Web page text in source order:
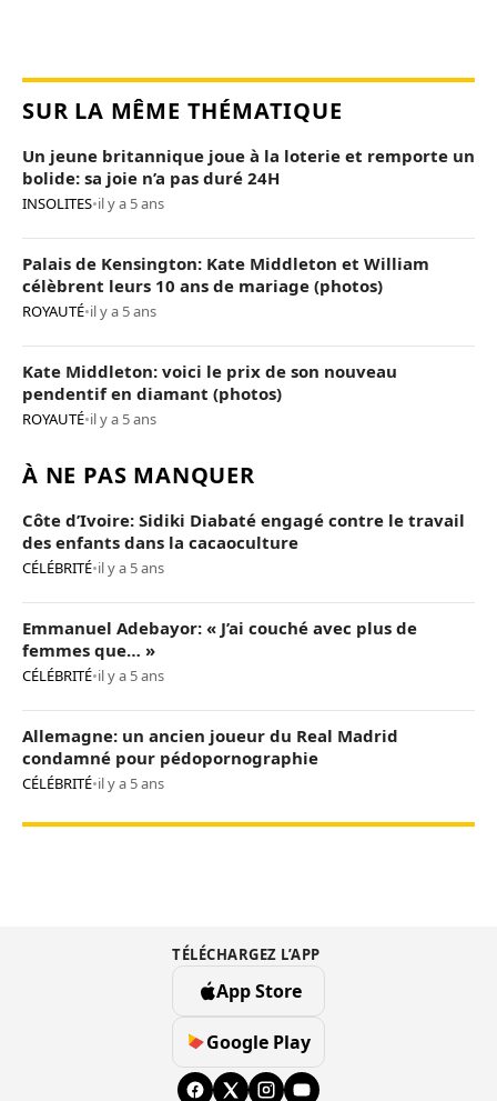
SUR LA MÊME THÉMATIQUE
Un jeune britannique joue à la loterie et remporte un
bolide: sa joie n’a pas duré 24H
INSOLITES•il y a 5 ans
Palais de Kensington: Kate Middleton et William
célèbrent leurs 10 ans de mariage (photos)
ROYAUTÉ•il y a 5 ans
Kate Middleton: voici le prix de son nouveau
pendentif en diamant (photos)
ROYAUTÉ•il y a 5 ans
À NE PAS MANQUER
Côte d’Ivoire: Sidiki Diabaté engagé contre le travail
des enfants dans la cacaoculture
CÉLÉBRITÉ•il y a 5 ans
Emmanuel Adebayor: « J’ai couché avec plus de
femmes que… »
CÉLÉBRITÉ•il y a 5 ans
Allemagne: un ancien joueur du Real Madrid
condamné pour pédopornographie
CÉLÉBRITÉ•il y a 5 ans
TÉLÉCHARGEZ L’APP
App Store
Google Play